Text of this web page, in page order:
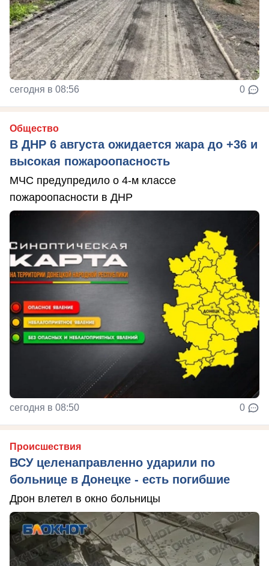
сегодня в 08:56 0
Общество
В ДНР 6 августа ожидается жара до +36 и
высокая пожароопасность
МЧС предупредило о 4-м классе
пожароопасности в ДНР
сегодня в 08:50 0
Происшествия
ВСУ целенаправленно ударили по
больнице в Донецке - есть погибшие
Дрон влетел в окно больницы